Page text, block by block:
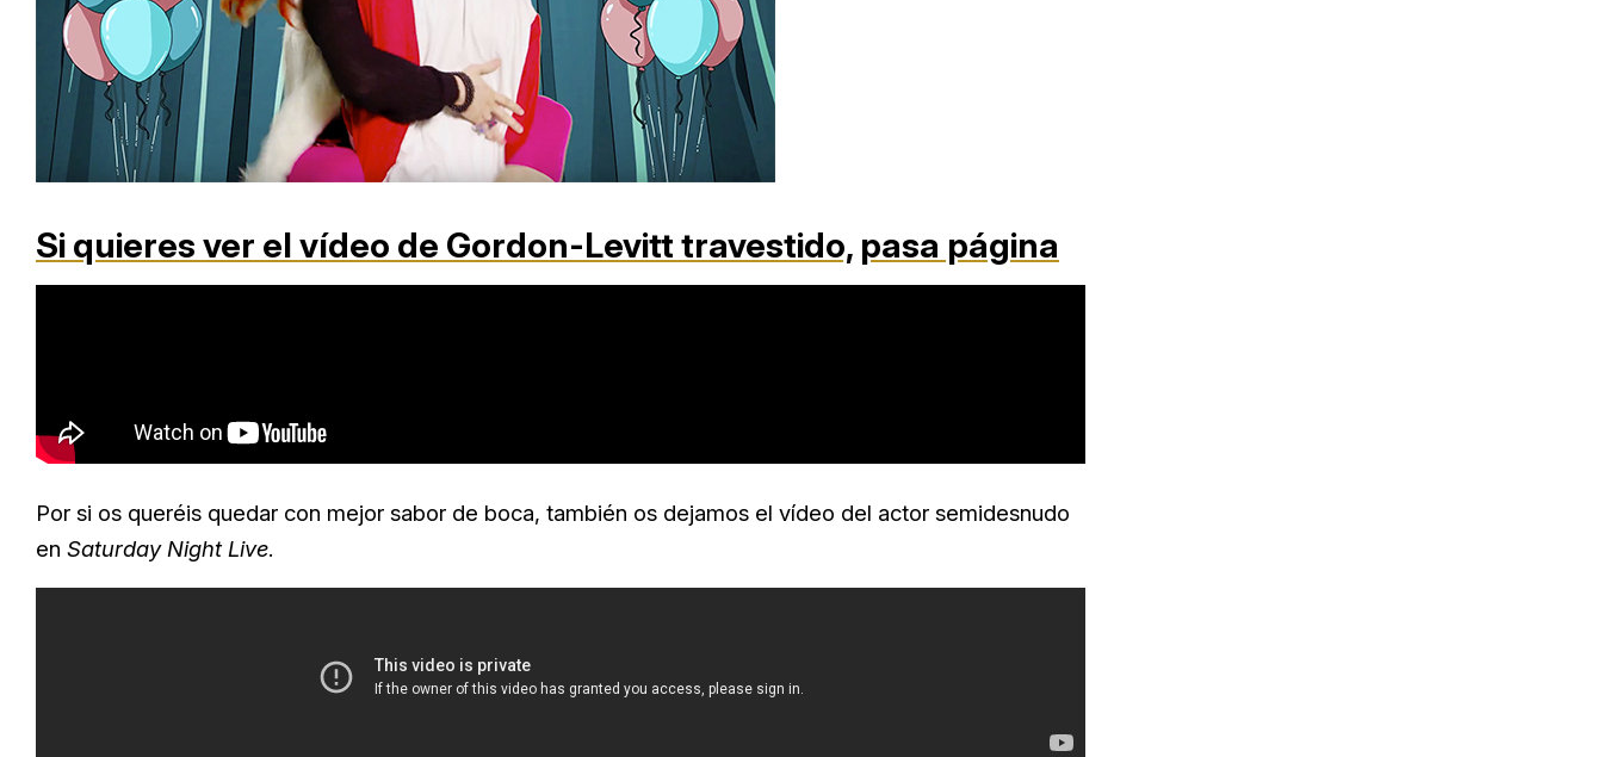
Si quieres ver el vídeo de Gordon-Levitt travestido, pasa página
Por si os queréis quedar con mejor sabor de boca, también os dejamos el vídeo del actor semidesnudo
en Saturday Night Live.